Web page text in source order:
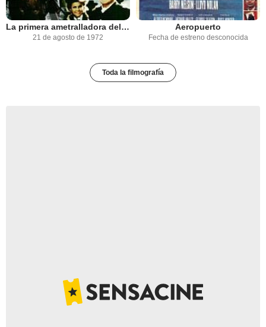
La primera ametralladora del Oeste
21 de agosto de 1972
Aeropuerto
Fecha de estreno desconocida
Toda la filmografía